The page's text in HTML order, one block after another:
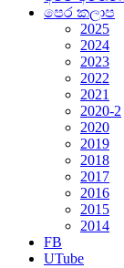
පෙර කලාප
2025
2024
2023
2022
2021
2020-2
2020
2019
2018
2017
2016
2015
2014
FB
UTube